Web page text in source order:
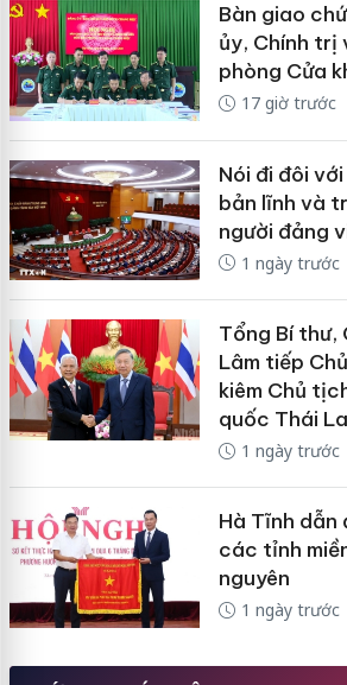
Bàn giao
ủy, Chính trị
phòng Cửa
17 giờ trước
Nói đi đôi
bản lĩnh và
người đảng
1 ngày trước
Tổng Bí thư,
Lâm tiếp
kiêm Chủ
quốc Thái
1 ngày trước
Hà Tĩnh dẫn
các tỉnh
nguyên
1 ngày trước